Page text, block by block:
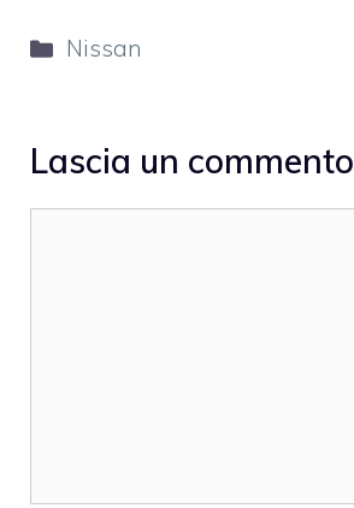
Categorie
Nissan
Lascia un commento